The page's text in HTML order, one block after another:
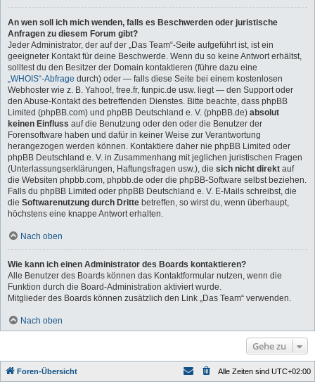
An wen soll ich mich wenden, falls es Beschwerden oder juristische
Anfragen zu diesem Forum gibt?
Jeder Administrator, der auf der „Das Team“-Seite aufgeführt ist, ist ein
geeigneter Kontakt für deine Beschwerde. Wenn du so keine Antwort erhältst,
solltest du den Besitzer der Domain kontaktieren (führe dazu eine
„WHOIS“-Abfrage durch) oder — falls diese Seite bei einem kostenlosen
Webhoster wie z. B. Yahoo!, free.fr, funpic.de usw. liegt — den Support oder
den Abuse-Kontakt des betreffenden Dienstes. Bitte beachte, dass phpBB
Limited (phpBB.com) und phpBB Deutschland e. V. (phpBB.de) absolut
keinen Einfluss auf die Benutzung oder den oder die Benutzer der
Forensoftware haben und dafür in keiner Weise zur Verantwortung
herangezogen werden können. Kontaktiere daher nie phpBB Limited oder
phpBB Deutschland e. V. in Zusammenhang mit jeglichen juristischen Fragen
(Unterlassungserklärungen, Haftungsfragen usw.), die sich nicht direkt auf
die Websiten phpbb.com, phpbb.de oder die phpBB-Software selbst beziehen.
Falls du phpBB Limited oder phpBB Deutschland e. V. E-Mails schreibst, die
die Softwarenutzung durch Dritte betreffen, so wirst du, wenn überhaupt,
höchstens eine knappe Antwort erhalten.
Nach oben
Wie kann ich einen Administrator des Boards kontaktieren?
Alle Benutzer des Boards können das Kontaktformular nutzen, wenn die
Funktion durch die Board-Administration aktiviert wurde.
Mitglieder des Boards können zusätzlich den Link „Das Team“ verwenden.
Nach oben
Gehe zu
Foren-Übersicht Alle Zeiten sind UTC+02:00